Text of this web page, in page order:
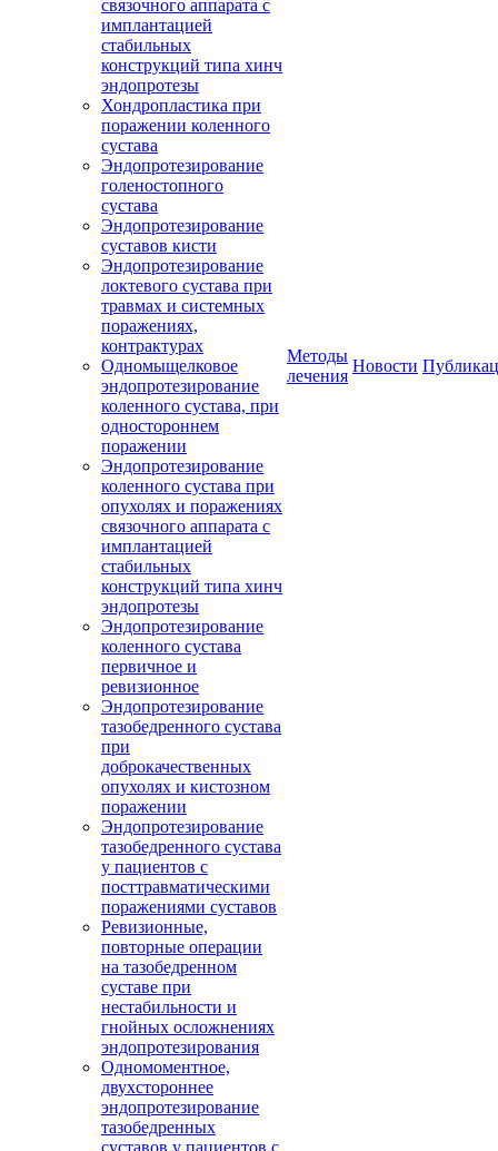
связочного аппарата с
имплантацией
стабильных
конструкций типа хинч
эндопротезы
Хондропластика при
поражении коленного
сустава
Эндопротезирование
голеностопного
сустава
Эндопротезирование
суставов кисти
Эндопротезирование
локтевого сустава при
травмах и системных
поражениях,
контрактурах
Одномыщелковое
эндопротезирование
коленного сустава, при
одностороннем
поражении
Эндопротезирование
коленного сустава при
опухолях и поражениях
связочного аппарата с
имплантацией
стабильных
конструкций типа хинч
эндопротезы
Эндопротезирование
коленного сустава
первичное и
ревизионное
Эндопротезирование
тазобедренного сустава
при
доброкачественных
опухолях и кистозном
поражении
Эндопротезирование
тазобедренного сустава
у пациентов с
посттравматическими
поражениями суставов
Ревизионные,
повторные операции
на тазобедренном
суставе при
нестабильности и
гнойных осложнениях
эндопротезирования
Одномоментное,
двухстороннее
эндопротезирование
тазобедренных
суставов у пациентов с
Методы
лечения
Новости